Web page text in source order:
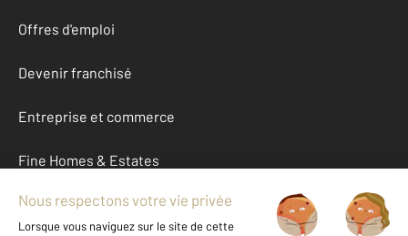
Offres d'emploi
Devenir franchisé
Entreprise et commerce
Fine Homes & Estates
À propos